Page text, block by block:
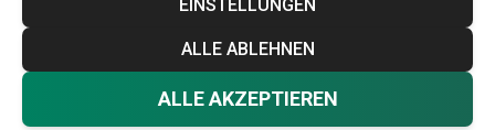
EINSTELLUNGEN
ALLE ABLEHNEN
ALLE AKZEPTIEREN
Inspirationen und Ideen
Suppen schmecken in vielerlei Hinsicht genial, sie machen
satt, wärmen, bringen Sie nach einer schlaflosen Nacht